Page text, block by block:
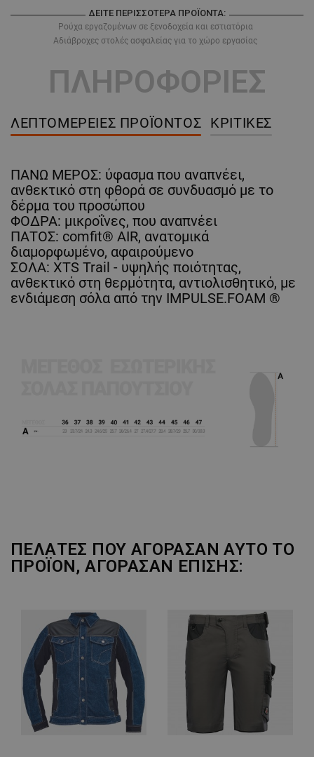
ΔΕΊΤΕ ΠΕΡΙΣΣΌΤΕΡΑ ΠΡΟΪΌΝΤΑ:
Ρούχα εργαζομένων σε ξενοδοχεία και εστιατόρια
Αδιάβροχες στολές ασφαλείας για το χώρο εργασίας
ΠΛΗΡΟΦΟΡΙΕΣ
ΛΕΠΤΟΜΈΡΕΙΕΣ ΠΡΟΪΌΝΤΟΣ ΚΡΙΤΙΚΈΣ
ΠΑΝΩ ΜΕΡΟΣ: ύφασμα που αναπνέει,
ανθεκτικό στη φθορά σε συνδυασμό με το
δέρμα του προσώπου
ΦΟΔΡΑ: μικροΐνες, που αναπνέει
ΠΑΤΟΣ: comfit® AIR, ανατομικά
διαμορφωμένο, αφαιρούμενο
ΣΟΛΑ: XTS Trail - υψηλής ποιότητας,
ανθεκτικό στη θερμότητα, αντιολισθητικό, με
ενδιάμεση σόλα από την IMPULSE.FOAM ®
ΠΕΛΆΤΕΣ ΠΟΥ ΑΓΌΡΑΣΑΝ ΑΥΤΌ ΤΟ
ΠΡΟΪΌΝ, ΑΓΌΡΑΣΑΝ ΕΠΊΣΗΣ: